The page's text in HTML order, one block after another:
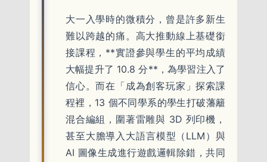
大一入學時的微積分，曾是許多新生
難以跨越的痛。高大推動線上基礎銜
接課程，**實證參與學生的平均成績
大幅提升了 10.8 分**，為學習注入了
信心。而在「成為創客玩家」探索課
程裡，13 個不同學系的學生打破藩籬
混合編組，圍著雷雕與 3D 列印機，
甚至大膽導入大語言模型（LLM）與
AI 圖像生成進行遊戲邏輯除錯，共同